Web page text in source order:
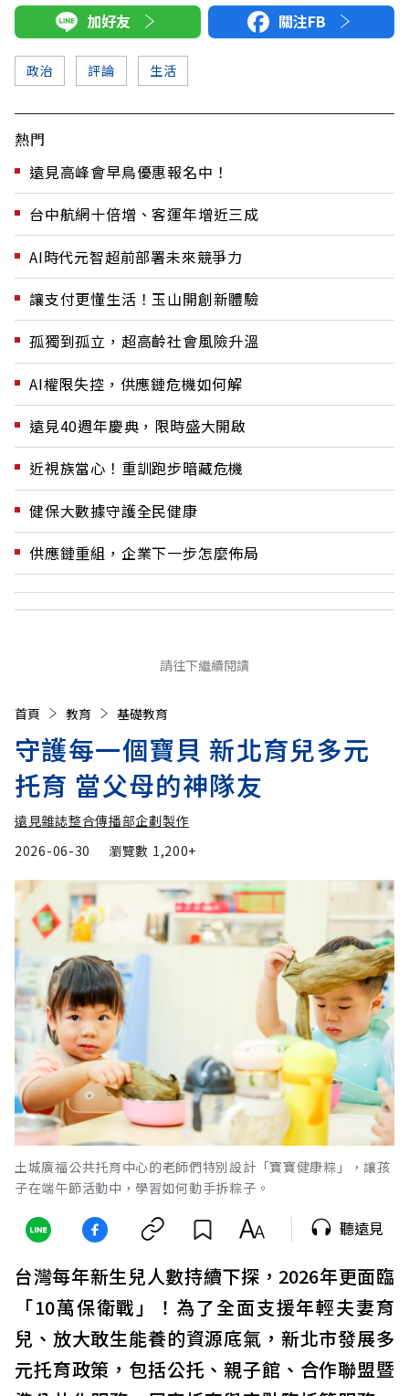
加好友 關注FB
政治 評論 生活
熱門
遠見高峰會早鳥優惠報名中！
台中航網十倍增、客運年增近三成
AI時代元智超前部署未來競爭力
讓支付更懂生活！玉山開創新體驗
孤獨到孤立，超高齡社會風險升溫
AI權限失控，供應鏈危機如何解
遠見40週年慶典，限時盛大開啟
近視族當心！重訓跑步暗藏危機
健保大數據守護全民健康
供應鏈重組，企業下一步怎麼佈局
請往下繼續閱讀
首頁 教育 基礎教育
守護每一個寶貝 新北育兒多元
托育 當父母的神隊友
遠見雜誌整合傳播部企劃製作
2026-06-30
瀏覽數 1,200+
土城廣福公共托育中心的老師們特別設計「寶寶健康粽」，讓孩
子在端午節活動中，學習如何動手拆粽子。
聽遠見
台灣每年新生兒人數持續下探，2026年更面臨
「10萬保衛戰」！為了全面支援年輕夫妻育
兒、放大敢生能養的資源底氣，新北市發展多
元托育政策，包括公托、親子館、合作聯盟暨